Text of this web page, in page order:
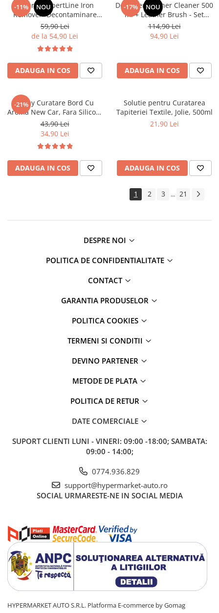
-11% NOU
Deturner XpertLine Iron
Remover -Decontaminare
Metalica pH Neutru pentru
Vopsea si Jante - 1L
59,90 Lei
de la 54,90 Lei
ADAUGA IN COS
-17% NOU
Deturner Leather Cleaner 500
ml + Leather Brush - Set
Curatare Piele Auto
114,90 Lei
94,90 Lei
ADAUGA IN COS
-21%
Spray Curatare Bord Cu
Aroma New Car, Fara Silicon,
400 ml
43,90 Lei
34,90 Lei
ADAUGA IN COS
Solutie pentru Curatarea
Tapiteriei Textile, Jolie, 500ml
21,90 Lei
ADAUGA IN COS
1 2 3 ... 21
DESPRE NOI
POLITICA DE CONFIDENTIALITATE
CONTACT
GARANTIA PRODUSELOR
POLITICA COOKIES
TERMENI SI CONDITII
DEVINO PARTENER
METODE DE PLATA
POLITICA DE RETUR
DATE COMERCIALE
SUPORT CLIENTI LUNI - VINERI: 09:00 -18:00; SAMBATA:
09:00 - 14:00;
0774.936.829
support@hypermarket-auto.ro
SOCIAL URMARESTE-NE IN SOCIAL MEDIA
HYPERMARKET AUTO S.R.L. Platforma E-commerce by Gomag